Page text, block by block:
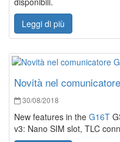
Leggi di più
Novità nel
30/08/2018
New features in the G16T
v3: Nano SIM slot, TLC